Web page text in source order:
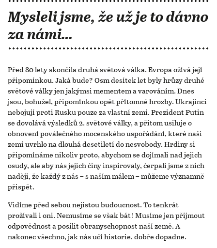
Mysleli jsme, že už je to dávno
za námi…
Před 80 lety skončila druhá světová válka. Evropa ožívá její
připomínkou. Jaká bude? Osm desítek let byly hrůzy druhé
světové války jen jakýmsi mementem a varováním. Dnes
jsou, bohužel, připomínkou opět přítomné hrozby. Ukrajinci
nebojují proti Rusku pouze za vlastní zemi. Prezident Putin
se dovolává výsledků 2. světové války, a přitom usiluje o
obnovení poválečného mocenského uspořádání, které naši
zemi uvrhlo na dlouhá desetiletí do nesvobody. Hrdiny si
připomínáme nikoliv proto, abychom se dojímali nad jejich
osudy, ale aby nás jejich činy inspirovaly, čerpali jsme z nich
naději, že každý z nás – s naším málem – můžeme významně
přispět.
Vidíme před sebou nejistou budoucnost. To tenkrát
prožívali i oni. Nemusíme se však bát! Musíme jen přijmout
odpovědnost a posílit obranyschopnost naší země. A
nakonec všechno, jak nás učí historie, dobře dopadne.